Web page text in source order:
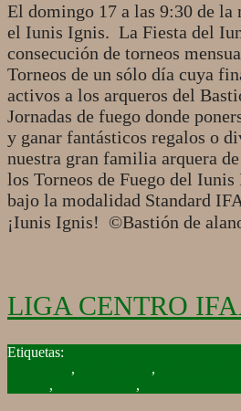
El domingo 17 a las 9:30 de la
el Iunis Ignis. La Fiesta del
consecución de torneos
Torneos de un sólo día cuya
activos a los arqueros del
Jornadas de fuego donde
y ganar fantásticos regalos o
nuestra gran familia arquera
los Torneos de Fuego del
bajo la modalidad Standard
¡Iunis Ignis! ©Bastión de
LIGA CENTRO
2015-
, ,
, ,